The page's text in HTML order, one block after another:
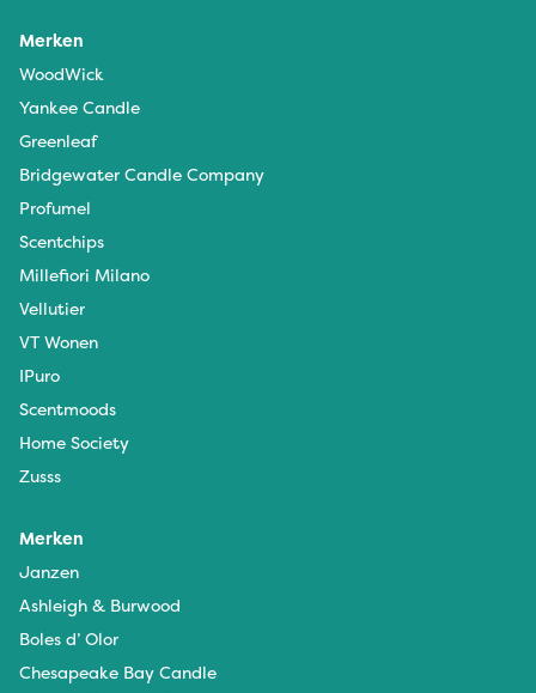
Merken
WoodWick
Yankee Candle
Greenleaf
Bridgewater Candle Company
Profumel
Scentchips
Millefiori Milano
Vellutier
VT Wonen
IPuro
Scentmoods
Home Society
Zusss
Merken
Janzen
Ashleigh & Burwood
Boles d’ Olor
Chesapeake Bay Candle